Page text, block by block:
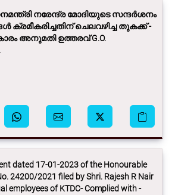
നരേന്ദ്ര മോദിയുടെ സന്ദർശനം
ക്രമീകരിച്ചതിന് ചെലവഴിച്ച തുകക്ക് -
അനുമതി ഉത്തരവ് G.O.
dated 17-01-2023 of the Honourable
24200/2021 filed by Shri. Rajesh R Nair
employees of KTDC- Complied with -